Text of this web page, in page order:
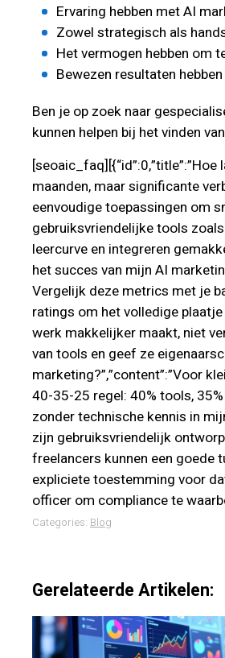
Ervaring hebben met AI
Zowel strategisch als
Het vermogen hebben om
Bewezen resultaten
Ben je op zoek naar
kunnen helpen bij het vinden
maanden, maar significante
eenvoudige toepassingen om
gebruiksvriendelijke tools
leercurve en integreren
het succes van mijn AI
Vergelijk deze metrics met je
ratings om het volledige plaatje
werk makkelijker maakt, niet
van tools en geef ze
marketing?”,”content”:”Voor
40-35-25 regel: 40% tools,
zonder technische kennis in
zijn gebruiksvriendelijk
freelancers kunnen een goede
expliciete toestemming voor
officer om compliance te
Categories: Blog
Gerelateerde Artikelen: